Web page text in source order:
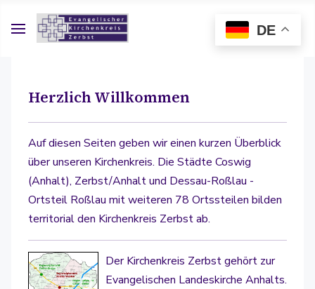
Herzlich Willkommen
Auf diesen Seiten geben wir einen kurzen Überblick
über unseren Kirchenkreis. Die Städte Coswig
(Anhalt), Zerbst/Anhalt und Dessau-Roßlau -
Ortsteil Roßlau mit weiteren 78 Ortssteilen bilden
territorial den Kirchenkreis Zerbst ab.
Der Kirchenkreis Zerbst gehört zur
Evangelischen Landeskirche Anhalts.
DE